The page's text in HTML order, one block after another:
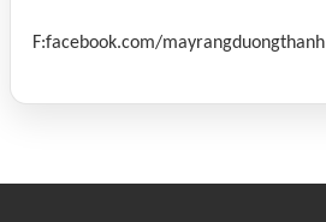
F:facebook.com/mayrangduongthanh